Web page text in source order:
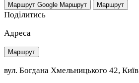
Маршрут Google Маршрут Маршрут
Поділитись
Адреса
Маршрут
вул. Богдана Хмельницького 42, Київ